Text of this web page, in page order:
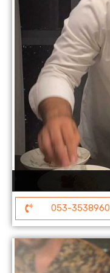
053-3538960